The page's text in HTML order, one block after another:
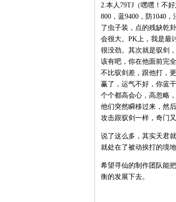
2.本人79TJ（嘿嘿！不
800，蓝9400，防1040
了虫子装，点的残缺乾
会很大。PK上，我是最
很没劲。其次就是驭剑
该有吧，你在他面前完
不比驭剑差，跟他打，
赢了，运气不好，你蓝
个个都高会心，高忽略
他们突然瞬移过来，然
攻击跟驭剑一样，奇门
说了这么多，其实天君
就处在了被动挨打的境
希望寻仙的制作团队能
衡的发展下去。